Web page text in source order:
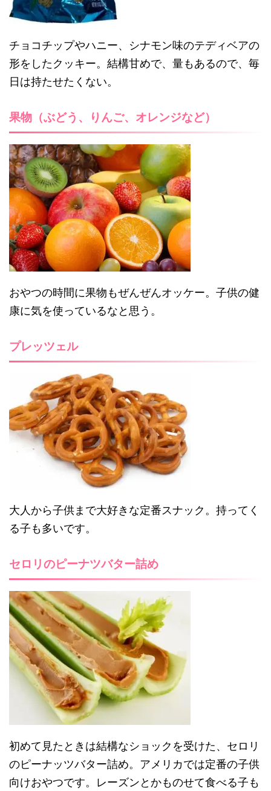
チョコチップやハニー、シナモン味のテディベアの
形をしたクッキー。結構甘めで、量もあるので、毎
日は持たせたくない。
果物（ぶどう、りんご、オレンジなど）
おやつの時間に果物もぜんぜんオッケー。子供の健
康に気を使っているなと思う。
プレッツェル
大人から子供まで大好きな定番スナック。持ってく
る子も多いです。
セロリのピーナツバター詰め
初めて見たときは結構なショックを受けた、セロリ
のピーナッツバター詰め。アメリカでは定番の子供
向けおやつです。レーズンとかものせて食べる子も